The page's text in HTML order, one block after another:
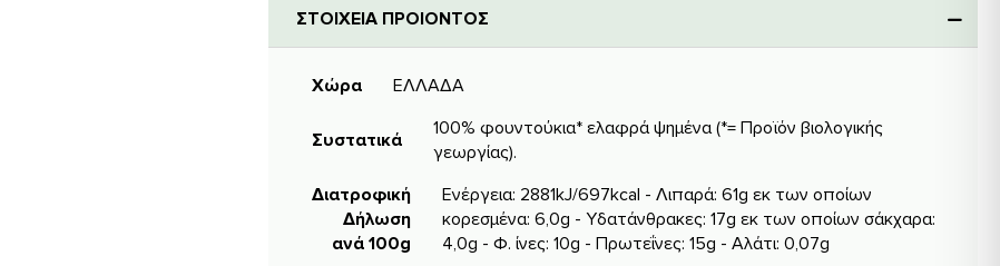
ΣΤΟΙΧΕΙΑ ΠΡΟΙΟΝΤΟΣ
Χώρα ΕΛΛΑΔΑ
Συστατικά
100% φουντούκια* ελαφρά ψημένα (*= Προϊόν βιολογικής
γεωργίας).
Διατροφική
Δήλωση
ανά 100g
Ενέργεια: 2881kJ/697kcal - Λιπαρά: 61g εκ των οποίων
κορεσμένα: 6,0g - Υδατάνθρακες: 17g εκ των οποίων σάκχαρα:
4,0g - Φ. ίνες: 10g - Πρωτεΐνες: 15g - Αλάτι: 0,07g